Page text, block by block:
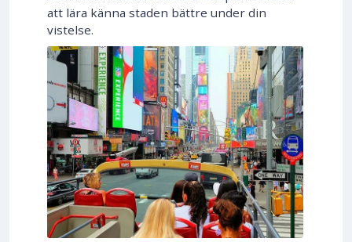
att lära känna staden bättre under din
vistelse.